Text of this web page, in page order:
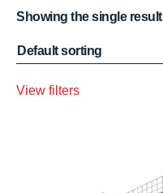
Showing the single result
View filters